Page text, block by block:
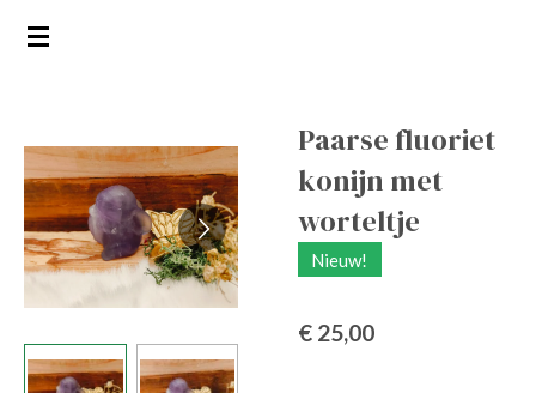
Ga
hoofdinhoud
Paarse fluoriet
konijn met
worteltje
Nieuw!
€ 25,00